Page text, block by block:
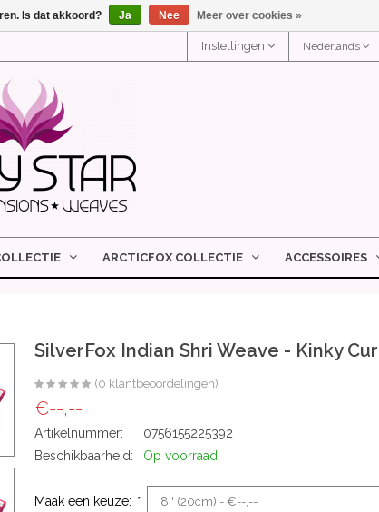
Nederlands
Instellingen
ARCTICFOX COLLECTIE ACCESSOIRES
SilverFox Indian Shri Weave - Kinky
(0 klantbeoordelingen)
€--,--
Artikelnummer:
0756155225392
Beschikbaarheid:
Op voorraad
Maak een keuze: *
Is dat akkoord? Ja Nee Meer over cookies »